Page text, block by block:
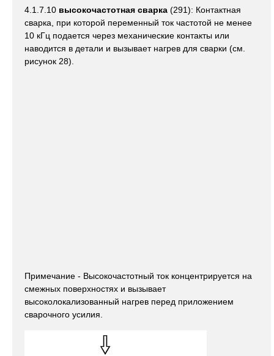
4.1.7.10 высокочастотная сварка (291): Контактная
сварка, при которой переменный ток частотой не менее
10 кГц подается через механические контакты или
наводится в детали и вызывает нагрев для сварки (см.
рисунок 28).
Примечание - Высокочастотный ток концентрируется на
смежных поверхностях и вызывает
высоколокализованный нагрев перед приложением
сварочного усилия.